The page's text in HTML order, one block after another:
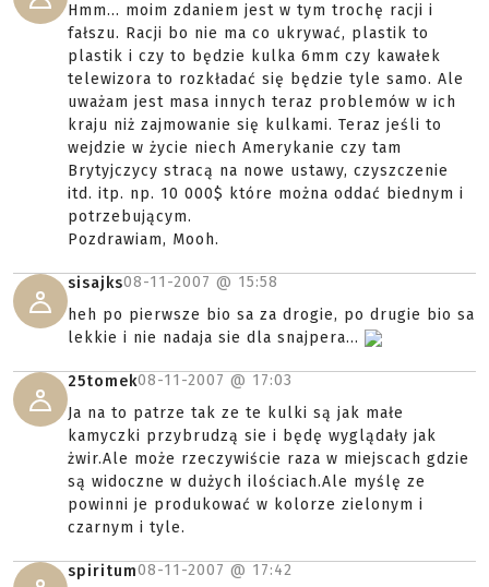
Hmm... moim zdaniem jest w tym trochę racji i
fałszu. Racji bo nie ma co ukrywać, plastik to
plastik i czy to będzie kulka 6mm czy kawałek
telewizora to rozkładać się będzie tyle samo. Ale
uważam jest masa innych teraz problemów w ich
kraju niż zajmowanie się kulkami. Teraz jeśli to
wejdzie w życie niech Amerykanie czy tam
Brytyjczycy stracą na nowe ustawy, czyszczenie
itd. itp. np. 10 000$ które można oddać biednym i
potrzebującym.
Pozdrawiam, Mooh.
sisajks08-11-2007 @ 15:58
heh po pierwsze bio sa za drogie, po drugie bio sa
lekkie i nie nadaja sie dla snajpera...
25tomek08-11-2007 @ 17:03
Ja na to patrze tak ze te kulki są jak małe
kamyczki przybrudzą sie i będę wyglądały jak
żwir.Ale może rzeczywiście raza w miejscach gdzie
są widoczne w dużych ilościach.Ale myślę ze
powinni je produkować w kolorze zielonym i
czarnym i tyle.
spiritum08-11-2007 @ 17:42